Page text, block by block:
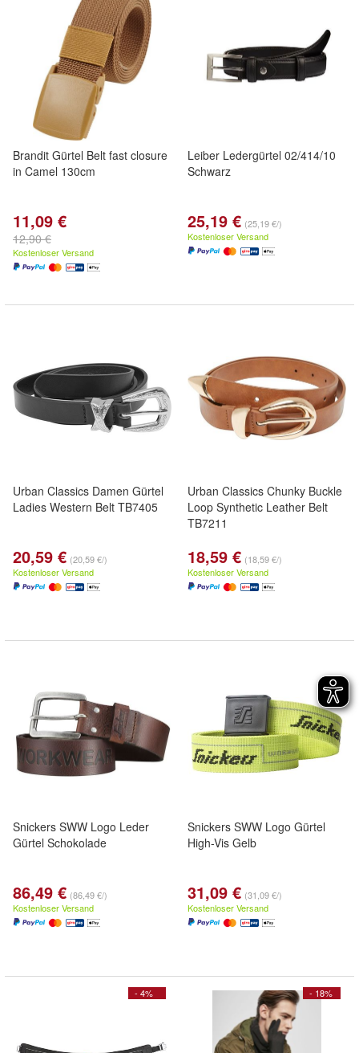
Brandit Gürtel Belt fast closure
in Camel 130cm
11,09 €
12,90 €
Kostenloser Versand
Leiber Ledergürtel 02/414/10
Schwarz
25,19 € (25,19 €/)
Kostenloser Versand
Urban Classics Damen Gürtel
Ladies Western Belt TB7405
20,59 € (20,59 €/)
Kostenloser Versand
Urban Classics Chunky Buckle
Loop Synthetic Leather Belt
TB7211
18,59 € (18,59 €/)
Kostenloser Versand
Snickers SWW Logo Leder
Gürtel Schokolade
86,49 € (86,49 €/)
Kostenloser Versand
Snickers SWW Logo Gürtel
High-Vis Gelb
31,09 € (31,09 €/)
Kostenloser Versand
- 4% - 18%